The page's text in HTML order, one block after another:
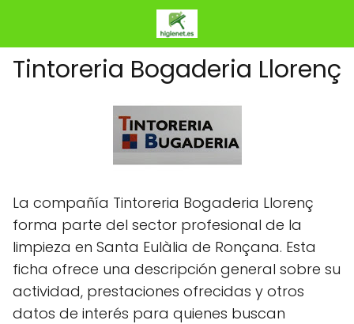
Tintoreria Bogaderia Llorenç
La compañía Tintoreria Bogaderia Llorenç
forma parte del sector profesional de la
limpieza en Santa Eulàlia de Ronçana. Esta
ficha ofrece una descripción general sobre su
actividad, prestaciones ofrecidas y otros
datos de interés para quienes buscan